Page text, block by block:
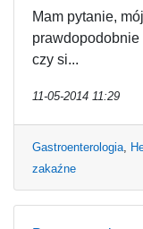
Mam pytanie,
czy si...
11-05-2014 11:29
Gastroenterologia,
zakaźne